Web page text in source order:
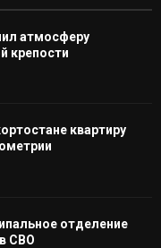
атмосферу
крепости
квартиру
отделение
СВО